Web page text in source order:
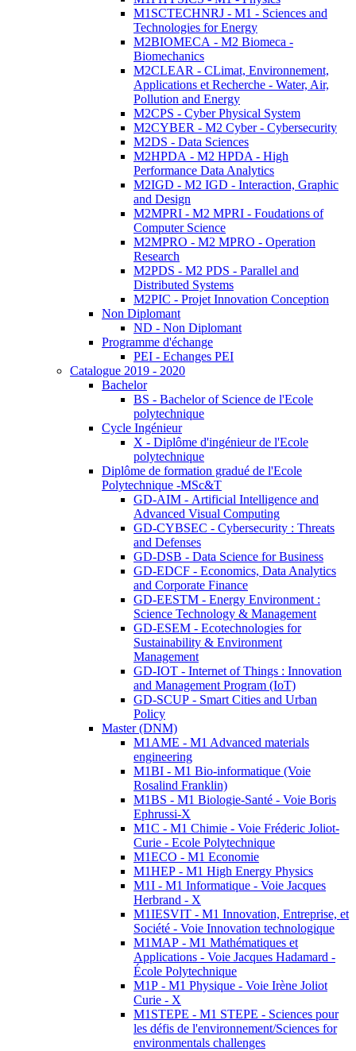
M1SCTECHNRJ - M1 - Sciences and
Technologies for Energy
M2BIOMECA - M2 Biomeca -
Biomechanics
M2CLEAR - CLimat, Environnement,
Applications et Recherche - Water, Air,
Pollution and Energy
M2CPS - Cyber Physical System
M2CYBER - M2 Cyber - Cybersecurity
M2DS - Data Sciences
M2HPDA - M2 HPDA - High
Performance Data Analytics
M2IGD - M2 IGD - Interaction, Graphic
and Design
M2MPRI - M2 MPRI - Foudations of
Computer Science
M2MPRO - M2 MPRO - Operation
Research
M2PDS - M2 PDS - Parallel and
Distributed Systems
M2PIC - Projet Innovation Conception
Non Diplomant
ND - Non Diplomant
Programme d'échange
PEI - Echanges PEI
Catalogue 2019 - 2020
Bachelor
BS - Bachelor of Science de l'Ecole
polytechnique
Cycle Ingénieur
X - Diplôme d'ingénieur de l'Ecole
polytechnique
Diplôme de formation gradué de l'Ecole
Polytechnique -MSc&T
GD-AIM - Artificial Intelligence and
Advanced Visual Computing
GD-CYBSEC - Cybersecurity : Threats
and Defenses
GD-DSB - Data Science for Business
GD-EDCF - Economics, Data Analytics
and Corporate Finance
GD-EESTM - Energy Environment :
Science Technology & Management
GD-ESEM - Ecotechnologies for
Sustainability & Environment
Management
GD-IOT - Internet of Things : Innovation
and Management Program (IoT)
GD-SCUP - Smart Cities and Urban
Policy
Master (DNM)
M1AME - M1 Advanced materials
engineering
M1BI - M1 Bio-informatique (Voie
Rosalind Franklin)
M1BS - M1 Biologie-Santé - Voie Boris
Ephrussi-X
M1C - M1 Chimie - Voie Fréderic Joliot-
Curie - Ecole Polytechnique
M1ECO - M1 Economie
M1HEP - M1 High Energy Physics
M1I - M1 Informatique - Voie Jacques
Herbrand - X
M1IESVIT - M1 Innovation, Entreprise, et
Société - Voie Innovation technologique
M1MAP - M1 Mathématiques et
Applications - Voie Jacques Hadamard -
École Polytechnique
M1P - M1 Physique - Voie Irène Joliot
Curie - X
M1STEPE - M1 STEPE - Sciences pour
les défis de l'environnement/Sciences for
environmentals challenges